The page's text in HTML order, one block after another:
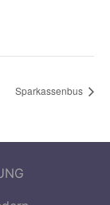
Sparkassenbus